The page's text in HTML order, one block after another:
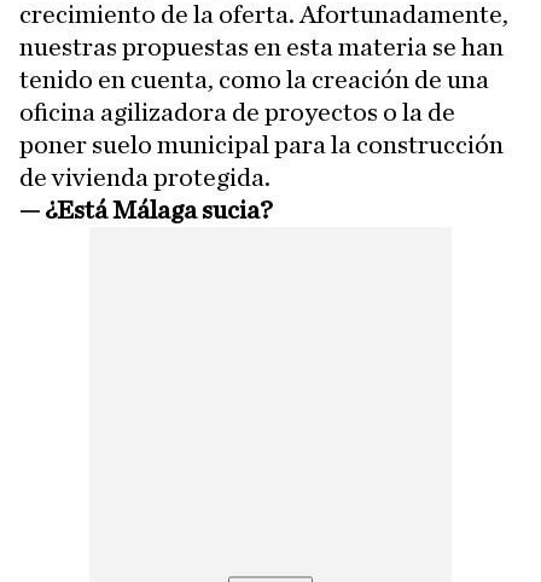
crecimiento de la oferta. Afortunadamente,
nuestras propuestas en esta materia se han
tenido en cuenta, como la creación de una
oficina agilizadora de proyectos o la de
poner suelo municipal para la construcción
de vivienda protegida.
— ¿Está Málaga sucia?